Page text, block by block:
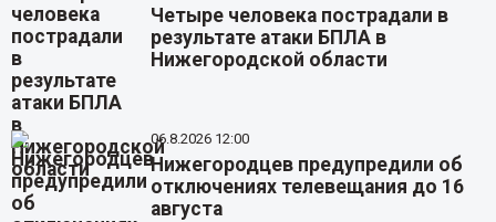
Четыре человека пострадали в
результате атаки БПЛА в
Нижегородской области
06.8.2026 12:00
Нижегородцев предупредили об
отключениях телевещания до 16
августа